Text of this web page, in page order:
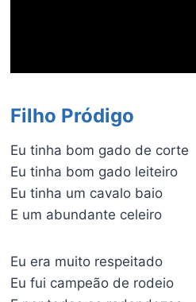
Filho Pródigo
Eu tinha bom gado de corte
Eu tinha bom gado leiteiro
Eu tinha um cavalo baio
E um abundante celeiro
Eu era muito respeitado
Eu fui campeão de rodeio